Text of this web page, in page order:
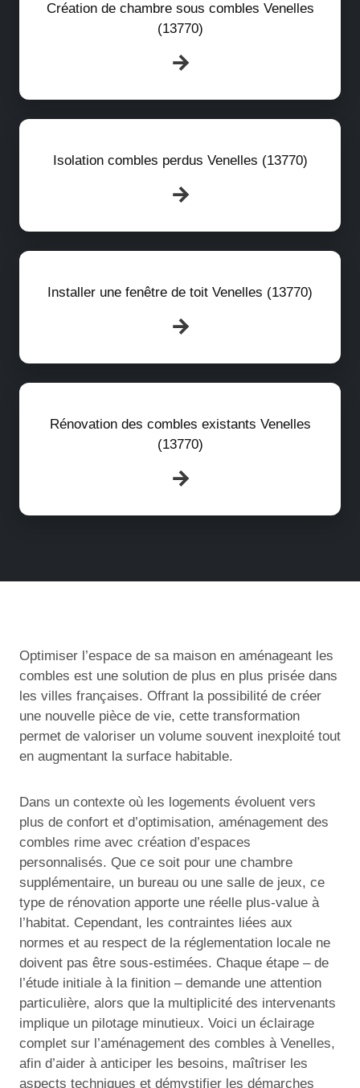
Création de chambre sous combles Venelles
(13770)
Isolation combles perdus Venelles (13770)
Installer une fenêtre de toit Venelles (13770)
Rénovation des combles existants Venelles
(13770)
Optimiser l’espace de sa maison en aménageant les
combles est une solution de plus en plus prisée dans
les villes françaises. Offrant la possibilité de créer
une nouvelle pièce de vie, cette transformation
permet de valoriser un volume souvent inexploité tout
en augmentant la surface habitable.
Dans un contexte où les logements évoluent vers
plus de confort et d’optimisation, aménagement des
combles rime avec création d’espaces
personnalisés. Que ce soit pour une chambre
supplémentaire, un bureau ou une salle de jeux, ce
type de rénovation apporte une réelle plus-value à
l’habitat. Cependant, les contraintes liées aux
normes et au respect de la réglementation locale ne
doivent pas être sous-estimées. Chaque étape – de
l’étude initiale à la finition – demande une attention
particulière, alors que la multiplicité des intervenants
implique un pilotage minutieux. Voici un éclairage
complet sur l’aménagement des combles à Venelles,
afin d’aider à anticiper les besoins, maîtriser les
aspects techniques et démystifier les démarches